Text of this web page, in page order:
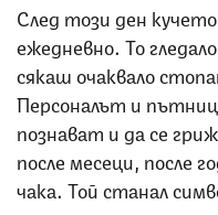
След този ден
ежедневно. То
сякаш очаквало
Персоналът и
познават и да се
после месеци, после
чака. Той станал